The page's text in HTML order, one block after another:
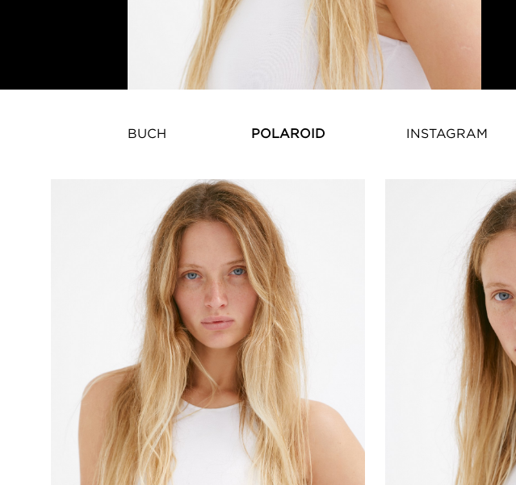
BUCH POLAROID INSTAGRAM